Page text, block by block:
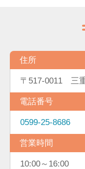
住所
〒517-0011 三
電話番号
0599-25-8686
営業時間
10:00～16:00